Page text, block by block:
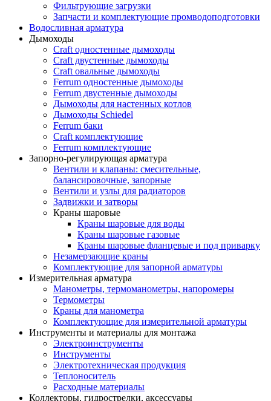
Фильтрующие загрузки
Запчасти и комплектующие промводоподготовки
Водосливная арматура
Дымоходы
Craft одностенные дымоходы
Craft двустенные дымоходы
Craft овальные дымоходы
Ferrum одностенные дымоходы
Ferrum двустенные дымоходы
Дымоходы для настенных котлов
Дымоходы Schiedel
Ferrum баки
Craft комплектующие
Ferrum комплектующие
Запорно-регулирующая арматура
Вентили и клапаны: смесительные,
балансировочные, запорные
Вентили и узлы для радиаторов
Задвижки и затворы
Краны шаровые
Краны шаровые для воды
Краны шаровые газовые
Краны шаровые фланцевые и под приварку
Незамерзающие краны
Комплектующие для запорной арматуры
Измерительная арматура
Манометры, термоманометры, напоромеры
Термометры
Краны для манометра
Комплектующие для измерительной арматуры
Инструменты и материалы для монтажа
Электроинструменты
Инструменты
Электротехническая продукция
Теплоноситель
Расходные материалы
Коллекторы, гидрострелки, аксессуары